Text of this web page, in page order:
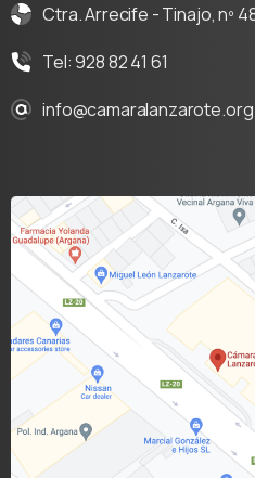
Ctra. Arrecife - Tinajo, nº
Tel: 928 82 41 61
info@camaralanzarote.org